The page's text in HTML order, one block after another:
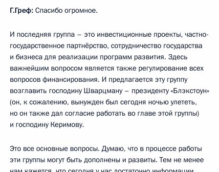
Г.Греф: Спасибо огромное.
И последняя группа – это инвестиционные проекты, частно-
государственное партнёрство, сотрудничество государства
и бизнеса для реализации программ развития. Здесь
важнейшим вопросом является также регулирование всех
вопросов финансирования. И предлагается эту группу
возглавить господину Шварцману – президенту «Блэкстоун»
(он, к сожалению, вынужден был сегодня ночью улететь,
но он также дал согласие работать во главе этой группы)
и господину Керимову.
Это все основные вопросы. Думаю, что в процессе работы
эти группы могут быть дополнены и развиты. Тем не менее